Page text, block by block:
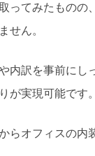
ってみたもの
せん。
内訳を事前に
が実現可能です。
らオフィスの